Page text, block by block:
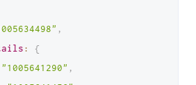
,
:
{
"1005641290" ,